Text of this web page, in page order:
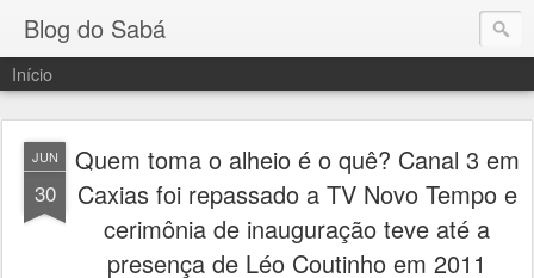
Blog do Sabá
Início
JUN
30
Quem toma o alheio é o quê? Canal 3 em
Caxias foi repassado a TV Novo Tempo e
cerimônia de inauguração teve até a
presença de Léo Coutinho em 2011